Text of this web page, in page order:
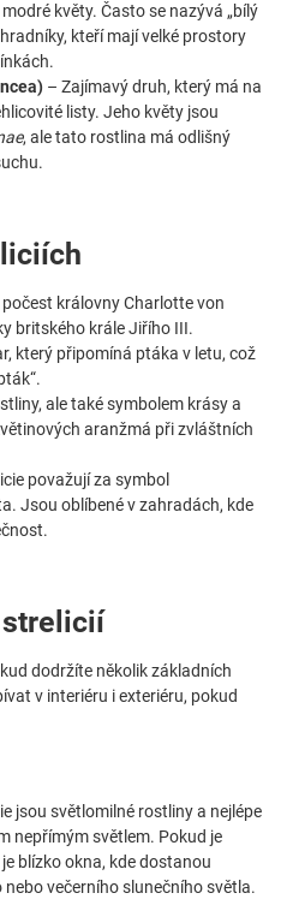
květy. Často se nazývá „bílý
kteří mají velké prostory
– Zajímavý druh, který má na
listy. Jeho květy jsou
, ale tato rostlina má odlišný
královny Charlotte von
britského krále Jiřího III.
který připomíná ptáka v letu, což
ale také symbolem krásy a
aranžmá při zvláštních
považují za symbol
Jsou oblíbené v zahradách, kde
strelicií
dodržíte několik základních
v interiéru i exteriéru, pokud
jsou světlomilné rostliny a nejlépe
nepřímým světlem. Pokud je
blízko okna, kde dostanou
večerního slunečního světla.